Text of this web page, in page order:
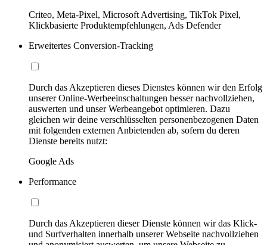
Criteo, Meta-Pixel, Microsoft Advertising, TikTok Pixel,
Klickbasierte Produktempfehlungen, Ads Defender
Erweitertes Conversion-Tracking
Durch das Akzeptieren dieses Dienstes können wir den Erfolg
unserer Online-Werbeeinschaltungen besser nachvollziehen,
auswerten und unser Werbeangebot optimieren. Dazu
gleichen wir deine verschlüsselten personenbezogenen Daten
mit folgenden externen Anbietenden ab, sofern du deren
Dienste bereits nutzt:
Google Ads
Performance
Durch das Akzeptieren dieser Dienste können wir das Klick-
und Surfverhalten innerhalb unserer Webseite nachvollziehen